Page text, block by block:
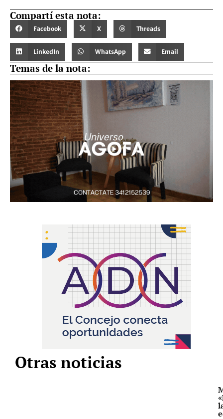
Compartí esta nota:
Facebook X Threads
LinkedIn WhatsApp Email
Temas de la nota:
Otras noticias